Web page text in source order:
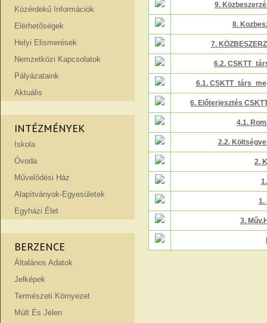
Közérdekű Információk
Elérhetőségek
Helyi Elismerések
Nemzetközi Kapcsolatok
Pályázataink
Aktuális
INTÉZMÉNYEK
Iskola
Óvoda
Művelődési Ház
Alapítványok-Egyesületek
Egyházi Élet
BERZENCE
Általános Adatok
Jelképek
Természeti Környezet
Múlt És Jelen
9.
8.
7.
6.2.
6.1.
6. Előterjesztés
4.1.
2.2.
2.
1.
3.